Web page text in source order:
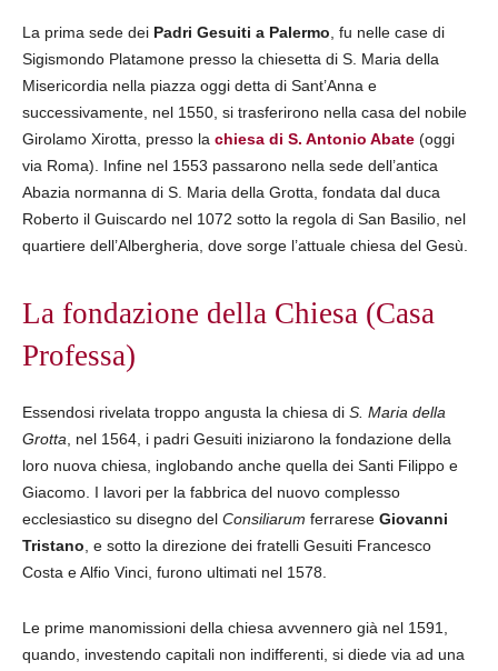
La prima sede dei Padri Gesuiti a Palermo , fu nelle case di
Sigismondo Platamone presso la chiesetta di S. Maria della
Misericordia nella piazza oggi detta di Sant’Anna e
successivamente, nel 1550, si trasferirono nella casa del nobile
Girolamo Xirotta, presso la chiesa di S. Antonio Abate (oggi
via Roma). Infine nel 1553 passarono nella sede dell’antica
Abazia normanna di S. Maria della Grotta, fondata dal duca
Roberto il Guiscardo nel 1072 sotto la regola di San Basilio, nel
quartiere dell’Albergheria, dove sorge l’attuale chiesa del Gesù.
La fondazione della Chiesa (Casa
Professa)
Essendosi rivelata troppo angusta la chiesa di S. Maria della
Grotta , nel 1564, i padri Gesuiti iniziarono la fondazione della
loro nuova chiesa, inglobando anche quella dei Santi Filippo e
Giacomo. I lavori per la fabbrica del nuovo complesso
ecclesiastico su disegno del Consiliarum ferrarese Giovanni
Tristano , e sotto la direzione dei fratelli Gesuiti Francesco
Costa e Alfio Vinci, furono ultimati nel 1578.
Le prime manomissioni della chiesa avvennero già nel 1591,
quando, investendo capitali non indifferenti, si diede via ad una